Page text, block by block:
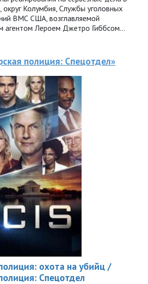
округ Колумбия, Службы уголовных
ВМС США, возглавляемой
агентом Лероем Джетро Гиббсом…
полиция: Спецотдел»
охота на убийц /
Спецотдел